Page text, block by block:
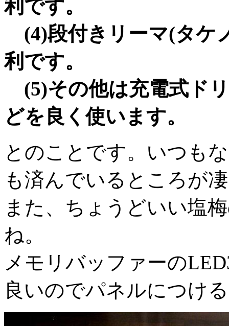
利です。
(4)段付きリーマ(タケ
利です。
(5)その他は充電式ド
どを良く使います。
とのことです。いつも
も済んでいるところが
また、ちょうどいい塩
ね。
メモリバッファーの
良いのでパネルにつけ